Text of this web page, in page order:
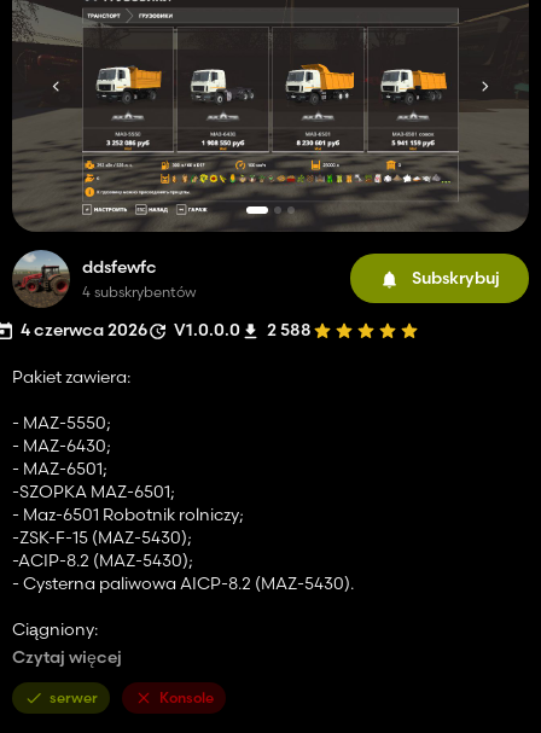
ddsfewfc
4 subskrybentów
Subskrybuj
4 czerwca 2026 V1.0.0.0 2 588
Pakiet zawiera:
- MAZ-5550;
- MAZ-6430;
- MAZ-6501;
-SZOPKA MAZ-6501;
- Maz-6501 Robotnik rolniczy;
-ZSK-F-15 (MAZ-5430);
-ACIP-8.2 (MAZ-5430);
- Cysterna paliwowa AICP-8.2 (MAZ-5430).
Ciągniony:
- MAZ-856100;
- MAZ-857100;
-PCIP-7.7.
Czytaj więcej
serwer Konsole